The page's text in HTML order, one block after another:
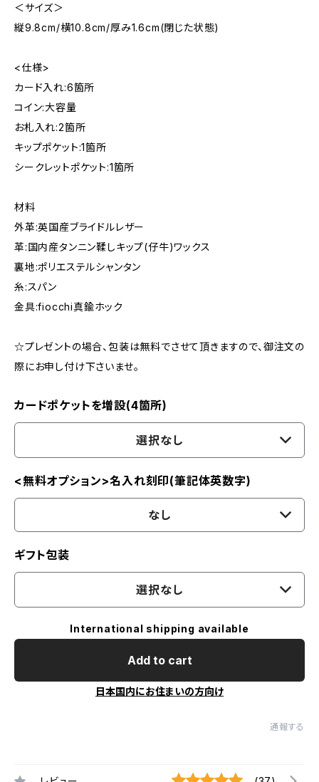
＜サイズ＞
縦9.8cm/横10.8cm/厚み1.6cm(閉じた状態)
<仕様>
カード入れ:6箇所
コイン:大容量
お札入れ:2箇所
キップポケット:1箇所
シークレットポケット:1箇所
材料
外革:英国産ブライドルレザー
革:国内産タンニン鞣しキップ(仔牛)ワックス
裏地:ポリエステルシャンタン
糸:スパン
金具:fiocchi真鍮ホック
☆プレゼントの場合、包装は無料でさせて頂きますので、御注文の
際にお申し付け下さいませ。
カードポケットを増設(4箇所)
選択なし
<無料オプション>名入れ刻印(筆記体英数字)
なし
ギフト包装
選択なし
International shipping available
Add to cart
日本国内にお住まいの方向け
通報する